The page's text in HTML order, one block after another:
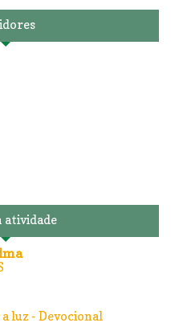
atividade
luz - Devocional